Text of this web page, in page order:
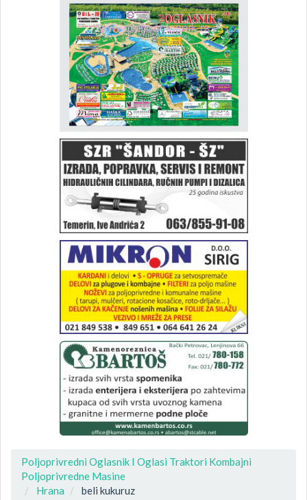
Poljoprivredni Oglasnik I Oglasi Traktori Kombajni
Poljoprivredne Masine
Hrana
beli kukuruz